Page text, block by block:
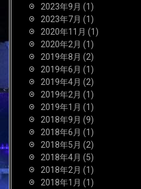
2023年9月 (1)
2023年7月 (1)
2020年11月 (1)
2020年2月 (1)
2019年8月 (2)
2019年6月 (1)
2019年4月 (2)
2019年2月 (1)
2019年1月 (1)
2018年9月 (9)
2018年6月 (1)
2018年5月 (2)
2018年4月 (5)
2018年2月 (1)
2018年1月 (1)